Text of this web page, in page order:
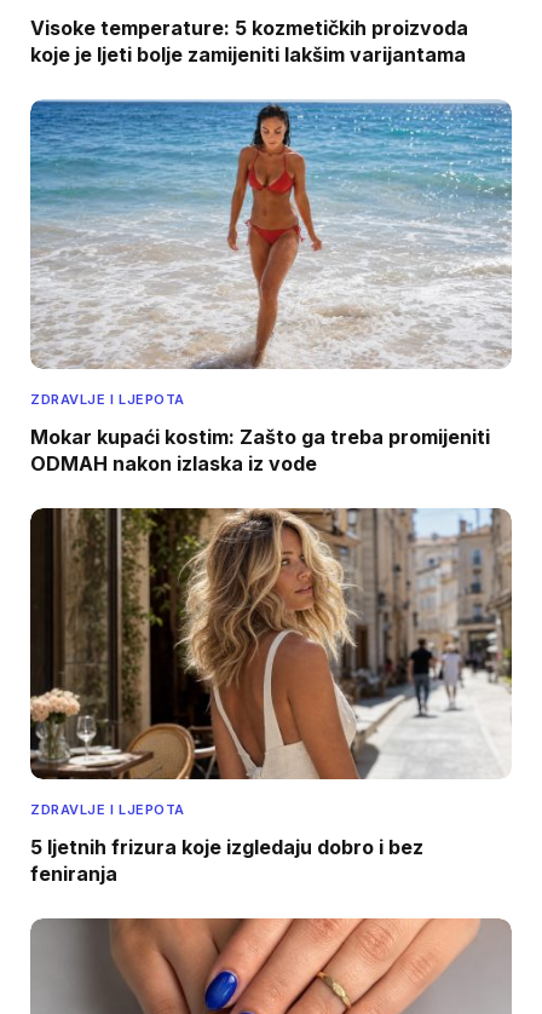
Visoke temperature: 5 kozmetičkih proizvoda
koje je ljeti bolje zamijeniti lakšim varijantama
ZDRAVLJE I LJEPOTA
Mokar kupaći kostim: Zašto ga treba promijeniti
ODMAH nakon izlaska iz vode
ZDRAVLJE I LJEPOTA
5 ljetnih frizura koje izgledaju dobro i bez
feniranja